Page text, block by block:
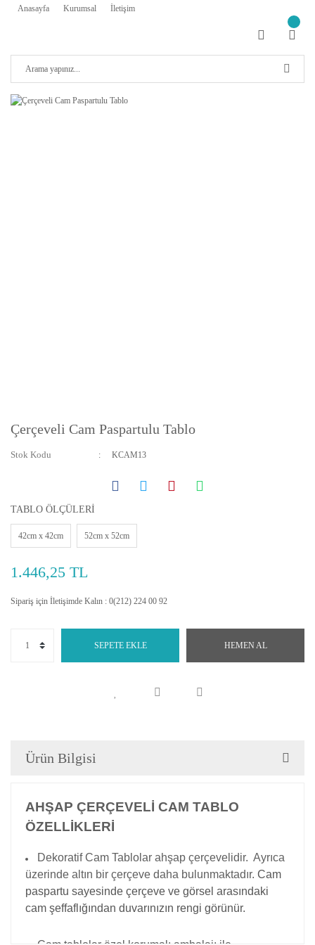
Anasayfa Kurumsal İletişim
Çerçeveli Cam Paspartulu Tablo
Stok Kodu KCAM13
TABLO ÖLÇÜLERİ
42cm x 42cm 52cm x 52cm
1.446,25 TL
Sipariş için İletişimde Kalın : 0(212) 224 00 92
SEPETE EKLE HEMEN AL
Ürün Bilgisi
AHŞAP ÇERÇEVELİ CAM TABLO
ÖZELLİKLERİ
Dekoratif Cam Tablolar ahşap çerçevelidir. Ayrıca
üzerinde altın bir çerçeve daha bulunmaktadır. Cam
paspartu sayesinde çerçeve ve görsel arasındaki
cam şeffaflığından duvarınızın rengi görünür.